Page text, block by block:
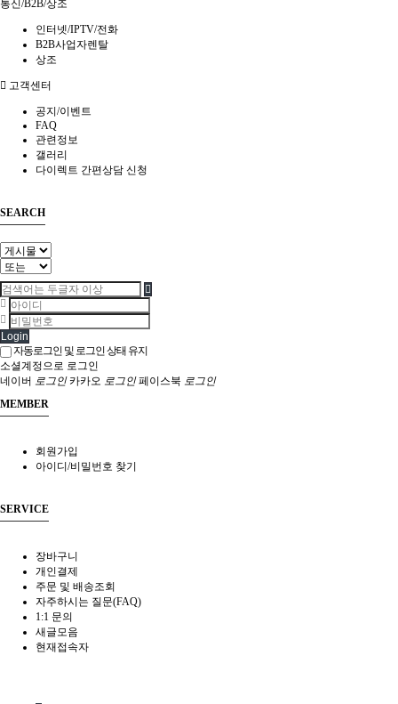
통신/B2B/상조
인터넷/IPTV/전화
B2B사업자렌탈
상조
고객센터
공지/이벤트
FAQ
관련정보
갤러리
다이렉트 간편상담 신청
SEARCH
Login
자동로그인 및 로그인 상태 유지
소셜계정으로 로그인
네이버 로그인 카카오 로그인 페이스북 로그인
MEMBER
회원가입
아이디/비밀번호 찾기
SERVICE
장바구니
개인결제
주문 및 배송조회
자주하시는 질문(FAQ)
1:1 문의
새글모음
현재접속자